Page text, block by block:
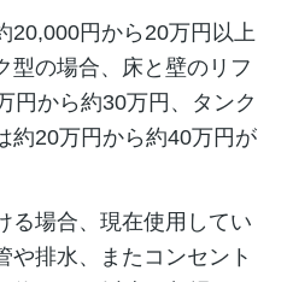
20,000円から20万円以上
型の場合、床と壁のリフ
円から約30万円、タンク
約20万円から約40万円が
る場合、現在使用してい
や排水、またコンセント